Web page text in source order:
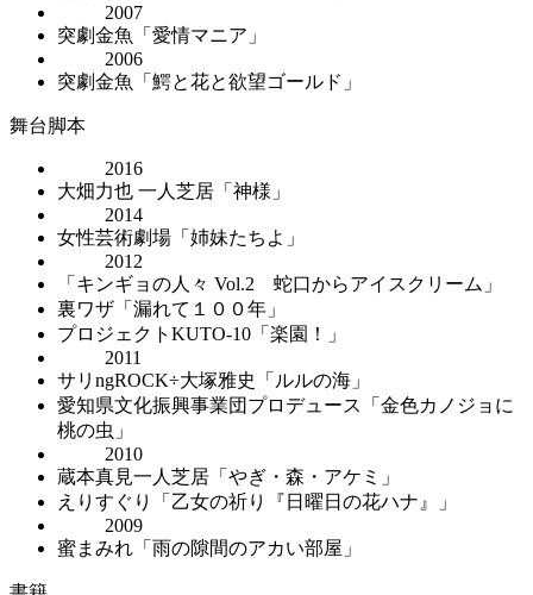
2007
突劇金魚「愛情マニア」
2006
突劇金魚「鰐と花と欲望ゴールド」
舞台脚本
2016
大畑力也 一人芝居「神様」
2014
女性芸術劇場「姉妹たちよ」
2012
「キンギョの人々 Vol.2 蛇口からアイスクリーム」
裏ワザ「漏れて１００年」
プロジェクトKUTO-10「楽園！」
2011
サリngROCK÷大塚雅史「ルルの海」
愛知県文化振興事業団プロデュース「金色カノジョに
桃の虫」
2010
蔵本真見一人芝居「やぎ・森・アケミ」
えりすぐり「乙女の祈り『日曜日の花ハナ』」
2009
蜜まみれ「雨の隙間のアカい部屋」